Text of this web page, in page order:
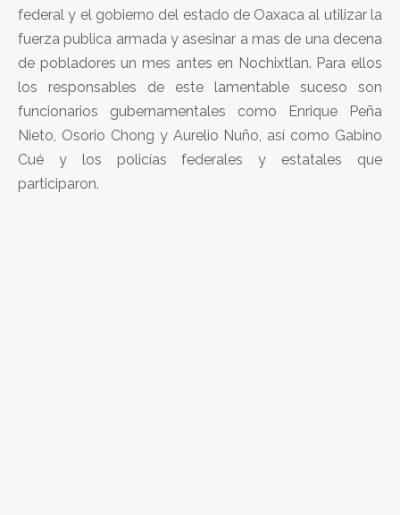
federal y el gobierno del estado de Oaxaca al utilizar la
fuerza publica armada y asesinar a mas de una decena
de pobladores un mes antes en Nochixtlan. Para ellos
los responsables de este lamentable suceso son
funcionarios gubernamentales como Enrique Peña
Nieto, Osorio Chong y Aurelio Nuño, así como Gabino
Cué y los policías federales y estatales que
participaron.